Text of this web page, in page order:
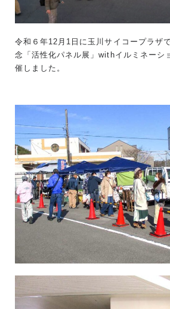
令和６年12月1日に玉川サイコープラザ
念「活性化パネル展」withイルミネーシ
催しました。